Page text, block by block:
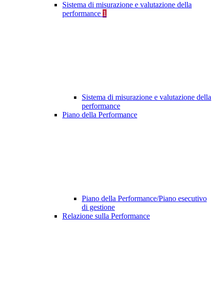
Sistema di misurazione e valutazione della
performance 1
Sistema di misurazione e valutazione della
performance
Piano della Performance
Piano della Performance/Piano esecutivo
di gestione
Relazione sulla Performance